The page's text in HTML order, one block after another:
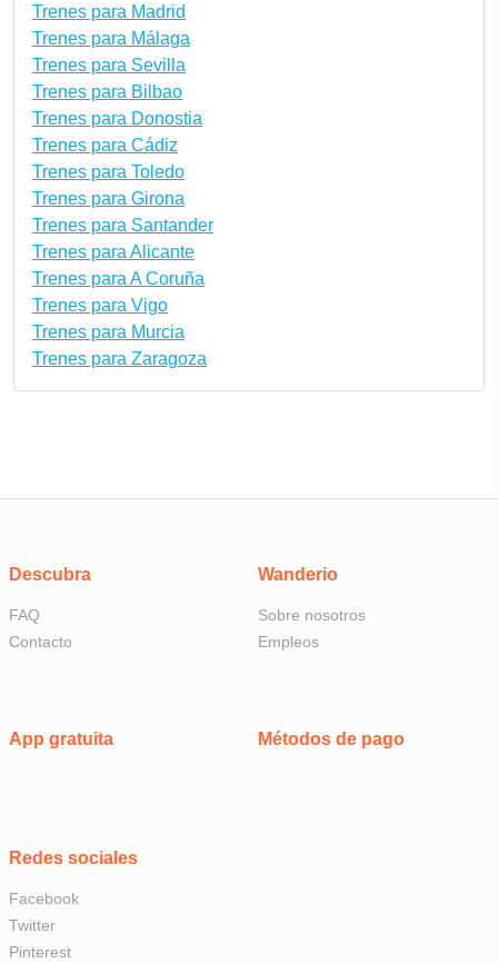
Trenes para Madrid
Trenes para Málaga
Trenes para Sevilla
Trenes para Bilbao
Trenes para Donostia
Trenes para Cádiz
Trenes para Toledo
Trenes para Girona
Trenes para Santander
Trenes para Alicante
Trenes para A Coruña
Trenes para Vigo
Trenes para Murcia
Trenes para Zaragoza
Descubra
FAQ
Contacto
Wanderio
Sobre nosotros
Empleos
App gratuita
Redes sociales
Facebook
Twitter
Pinterest
Métodos de pago